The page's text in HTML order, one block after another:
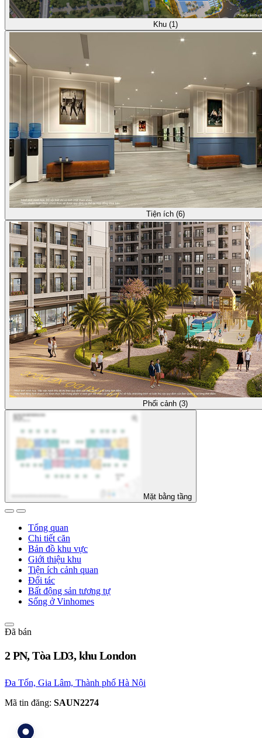
Khu (1)
Tiện ích (6)
Phối cảnh (3)
Mặt bằng tầng
Tổng quan
Chi tiết căn
Bản đồ khu vực
Giới thiệu khu
Tiện ích cảnh quan
Đối tác
Bất động sản tương tự
Sống ở Vinhomes
Đã bán
2 PN, Tòa LD3, khu London
Đa Tốn, Gia Lâm, Thành phố Hà Nội
Mã tin đăng: SAUN2274